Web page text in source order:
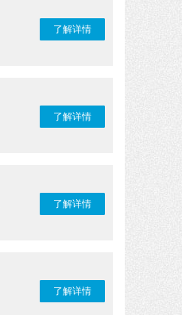
了解详情
了解详情
了解详情
了解详情